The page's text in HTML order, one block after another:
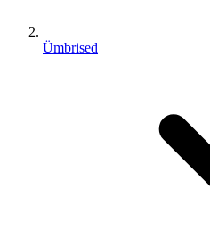
Ümbrised